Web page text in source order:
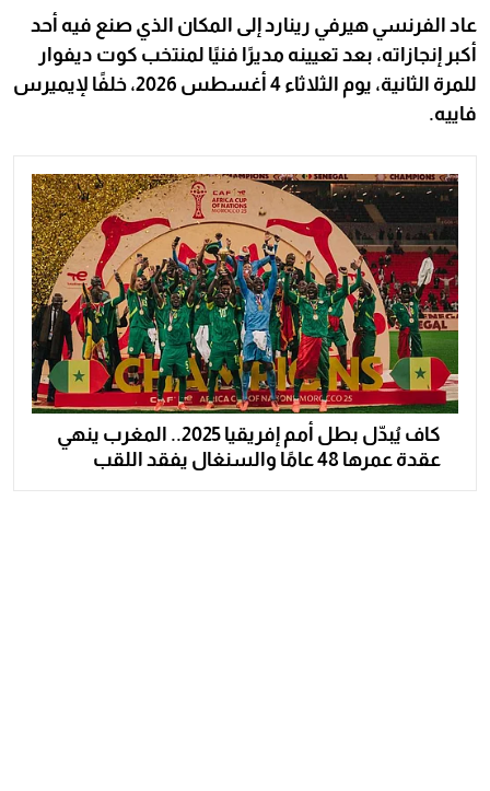
عاد الفرنسي هيرفي رينارد إلى المكان الذي صنع فيه أحد
أكبر إنجازاته، بعد تعيينه مديرًا فنيًا لمنتخب كوت ديفوار
للمرة الثانية، يوم الثلاثاء 4 أغسطس 2026، خلفًا لإيميرس
فاييه.
كاف يُبدّل بطل أمم إفريقيا 2025.. المغرب ينهي
عقدة عمرها 48 عامًا والسنغال يفقد اللقب